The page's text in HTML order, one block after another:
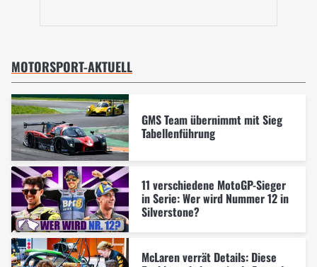
MOTORSPORT-AKTUELL
GMS Team übernimmt mit Sieg
Tabellenführung
11 verschiedene MotoGP-Sieger
in Serie: Wer wird Nummer 12 in
Silverstone?
McLaren verrät Details: Diese